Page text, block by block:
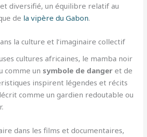
diversifié, un équilibre relatif au
de la vipère du Gabon.
la culture et l’imaginaire collectif
cultures africaines, le mamba noir
comme un symbole de danger et de
inspirent légendes et récits
comme un gardien redoutable ou
dans les films et documentaires,